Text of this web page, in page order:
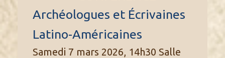
Archéologues et Écrivaines
Latino-Américaines
Samedi 7 mars 2026, 14h30 Salle